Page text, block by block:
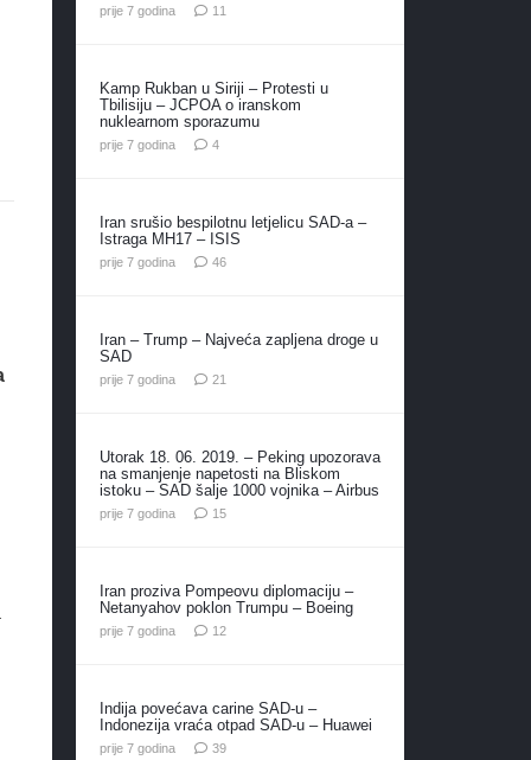
prije 7 godina 11
Kamp Rukban u Siriji – Protesti u
Tbilisiju – JCPOA o iranskom
nuklearnom sporazumu
prije 7 godina 4komentara
Iran srušio bespilotnu letjelicu SAD-a –
Istraga MH17 – ISIS
prije 7 godina 46komentara
Iran – Trump – Najveća zapljena droge u
SAD
prije 7 godina 21
Utorak 18. 06. 2019. – Peking upozorava
na smanjenje napetosti na Bliskom
istoku – SAD šalje 1000 vojnika – Airbus
prije 7 godina 15komentara
Iran proziva Pompeovu diplomaciju –
Netanyahov poklon Trumpu – Boeing
prije 7 godina 12komentara
Indija povećava carine SAD-u –
Indonezija vraća otpad SAD-u – Huawei
prije 7 godina 39komentara